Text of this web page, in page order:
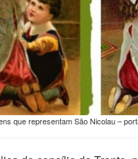
que representam São Nicolau –